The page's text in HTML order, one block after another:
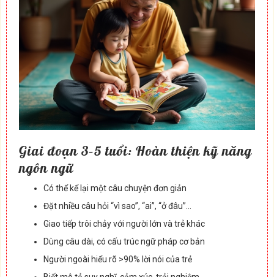
Giai đoạn 3–5 tuổi: Hoàn thiện kỹ năng
ngôn ngữ
Có thể kể lại một câu chuyện đơn giản
Đặt nhiều câu hỏi “vì sao”, “ai”, “ở đâu”…
Giao tiếp trôi chảy với người lớn và trẻ khác
Dùng câu dài, có cấu trúc ngữ pháp cơ bản
Người ngoài hiểu rõ >90% lời nói của trẻ